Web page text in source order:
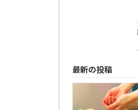
最新の投稿